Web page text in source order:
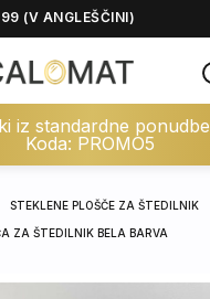
(V ANGLEŠČINI)
iz standardne ponudbe
Koda: PROMO5
STEKLENE PLOŠČE ZA ŠTEDILNIK
ZA ŠTEDILNIK BELA BARVA